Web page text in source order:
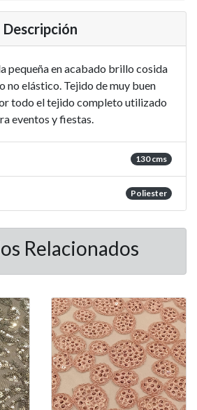
Descripción
pequeña en acabado brillo cosida
no elástico. Tejido de muy buen
todo el tejido completo utilizado
eventos y fiestas.
130 cms
Poliester
Relacionados